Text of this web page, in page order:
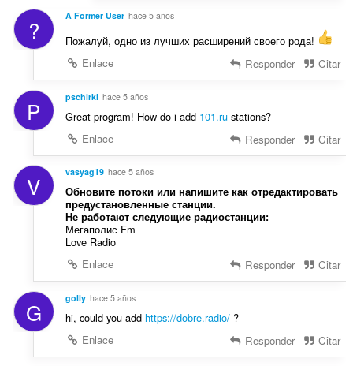
? A Former User hace 5 años
Пожалуй, одно из лучших расширений своего рода!
Enlace
Responder Citar
P pschirki hace 5 años
Great program! How do i add 101.rustations?
Enlace
Responder Citar
V vasyag19 hace 5 años
Обновите потоки или напишите как отредактировать
предустановленные станции.
Не работают следующие радиостанции:
Мегаполис Fm
Love Radio
Enlace
Responder Citar
G golly hace 5 años
hi, could you add https://dobre.radio/?
Enlace
Responder Citar